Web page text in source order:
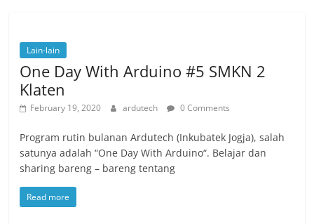
Lain-lain
One Day With Arduino #5 SMKN 2
Klaten
February 19, 2020 ardutech 0 Comments
Program rutin bulanan Ardutech (Inkubatek Jogja), salah
satunya adalah “One Day With Arduino“. Belajar dan
sharing bareng – bareng tentang
Read more